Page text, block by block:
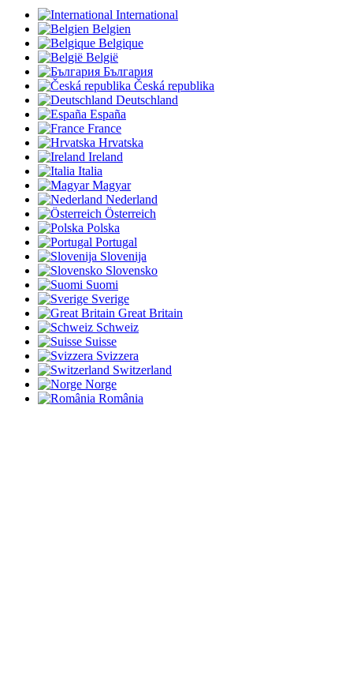
International
Belgien
Belgique
België
България
Česká republika
Deutschland
España
France
Hrvatska
Ireland
Italia
Magyar
Nederland
Österreich
Polska
Portugal
Slovenija
Slovensko
Suomi
Sverige
Great Britain
Schweiz
Suisse
Svizzera
Switzerland
Norge
România